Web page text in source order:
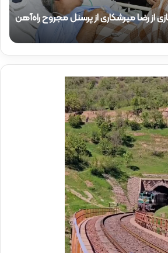
راه‌آهن
ر
ذ
ا
ک
ر
ی
د
ر
م
و
ک
ب
ش
ه
د
ا
ی
ر
ا
ه‌
۱۵ تیر ۱۴۰۵
حضور دکتر ذاکری در موکب شهدای